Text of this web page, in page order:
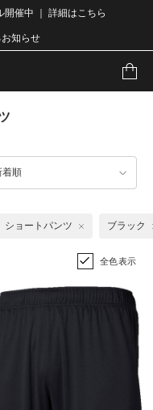
開催中 ｜ 詳細はこちら
知らせ
着順
ショートパンツ ブラック
全色表示